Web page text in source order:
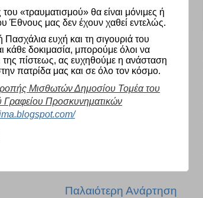
«τραυματισμού» θα είναι μόνιμες ή
Έθνους μας δεν έχουν χαθεί εντελώς.
ευχή και τη σιγουριά του
κάθε δοκιμασία, μπορούμε όλοι να
της πίστεως, ας ευχηθούμε η ανάσταση
πατρίδα μας και σε όλο τον κόσμο.
Μισθωτών Δημοσίου Τομέα του
Γραφείου Προσκυνηματικών
Παλαιότερη Ανάρτηση